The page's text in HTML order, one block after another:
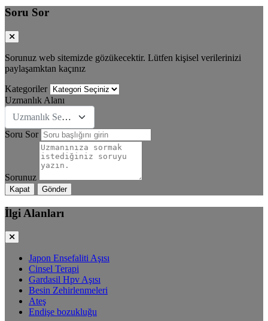
Soru Sor
Sorunuz web sitemizde gözükecektir. Lütfen kişisel verilerinizi
paylaşamktan kaçınız
Kategoriler
Uzmanlık Alanı
Uzmanlık Se&#231;iniz
Soru Sor
Sorunuz
Kapat Gönder
İlgi Alanları
Japon Ensefaliti Aşısı
Cinsel Terapi
Gardasil Hpv Aşısı
Besin Zehirlenmeleri
Ateş
Endişe bozukluğu